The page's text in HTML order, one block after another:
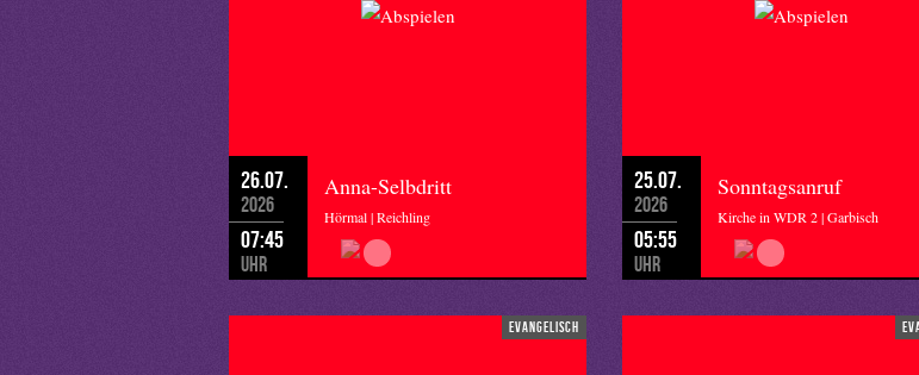
26.07.
2026
07:45
Uhr
Anna-Selbdritt
Hörmal | Reichling
25.07.
2026
05:55
Uhr
Sonntagsanruf
Kirche in WDR 2 | Garbisch
evangelisch